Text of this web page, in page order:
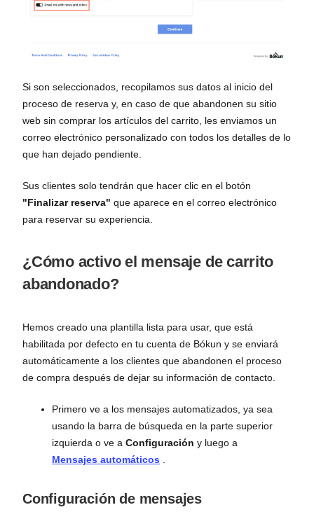
Si son seleccionados, recopilamos sus datos al inicio del
proceso de reserva y, en caso de que abandonen su sitio
web sin comprar los artículos del carrito, les enviamos un
correo electrónico personalizado con todos los detalles de lo
que han dejado pendiente.
Sus clientes solo tendrán que hacer clic en el botón
"Finalizar reserva" que aparece en el correo electrónico
para reservar su experiencia.
¿Cómo activo el mensaje de carrito
abandonado?
Hemos creado una plantilla lista para usar, que está
habilitada por defecto en tu cuenta de Bókun y se enviará
automáticamente a los clientes que abandonen el proceso
de compra después de dejar su información de contacto.
Primero ve a los mensajes automatizados, ya sea
usando la barra de búsqueda en la parte superior
izquierda o ve a Configuración y luego a
Mensajes automáticos
Configuración de mensajes